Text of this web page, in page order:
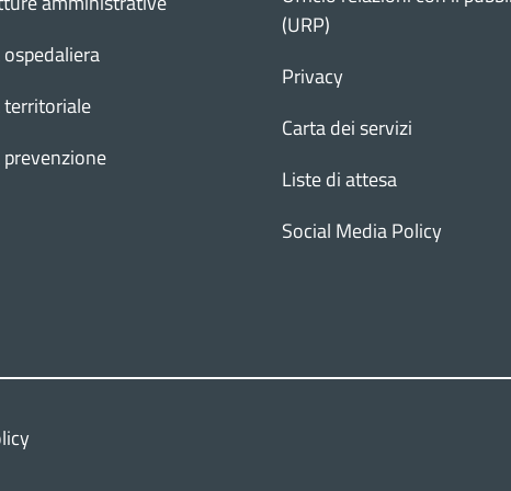
territoriale
(URP)
Privacy
Carta dei servizi
Liste di attesa
Social Media Policy